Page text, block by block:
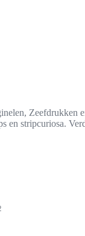
Zeefdrukken
en stripcuriosa.